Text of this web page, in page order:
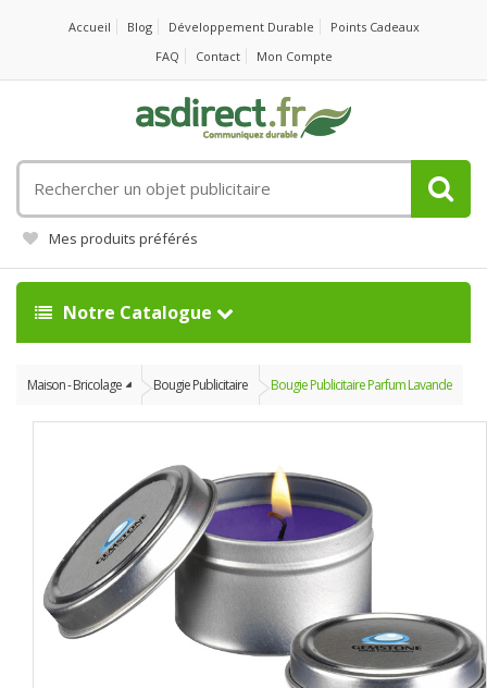
Accueil Blog Développement Durable
Points Cadeaux
FAQ
Contact Mon Compte
un
objet
publicitaire
Mes produits préférés
Notre Catalogue
Maison - Bricolage Bougie Publicitaire Bougie Publicitaire Parfum Lavande